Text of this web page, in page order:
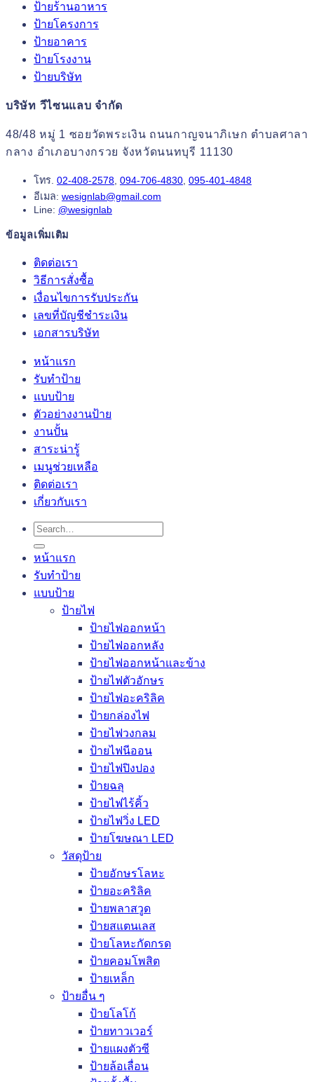
ป้ายร้านอาหาร
ป้ายโครงการ
ป้ายอาคาร
ป้ายโรงงาน
ป้ายบริษัท
บริษัท วีไซนแลบ จำกัด
48/48 หมู่ 1 ซอยวัดพระเงิน ถนนกาญจนาภิเษก ตำบลศาลา
กลาง อำเภอบางกรวย จังหวัดนนทบุรี 11130
โทร. 02-408-2578, 094-706-4830, 095-401-4848
อีเมล: wesignlab@gmail.com
Line: @wesignlab
ข้อมูลเพิ่มเติม
ติดต่อเรา
วิธีการสั่งซื้อ
เงื่อนไขการรับประกัน
เลขที่บัญชีชำระเงิน
เอกสารบริษัท
หน้าแรก
รับทำป้าย
แบบป้าย
ตัวอย่างงานป้าย
งานปั้น
สาระน่ารู้
เมนูช่วยเหลือ
ติดต่อเรา
เกี่ยวกับเรา
Search
for:
หน้าแรก
รับทำป้าย
แบบป้าย
ป้ายไฟ
ป้ายไฟออกหน้า
ป้ายไฟออกหลัง
ป้ายไฟออกหน้าและข้าง
ป้ายไฟตัวอักษร
ป้ายไฟอะคริลิค
ป้ายกล่องไฟ
ป้ายไฟวงกลม
ป้ายไฟนีออน
ป้ายไฟปิงปอง
ป้ายฉลุ
ป้ายไฟไร้คิ้ว
ป้ายไฟวิ่ง LED
ป้ายโฆษณา LED
วัสดุป้าย
ป้ายอักษรโลหะ
ป้ายอะคริลิค
ป้ายพลาสวูด
ป้ายสแตนเลส
ป้ายโลหะกัดกรด
ป้ายคอมโพสิต
ป้ายเหล็ก
ป้ายอื่น ๆ
ป้ายโลโก้
ป้ายทาวเวอร์
ป้ายแผงตัวซี
ป้ายล้อเลื่อน